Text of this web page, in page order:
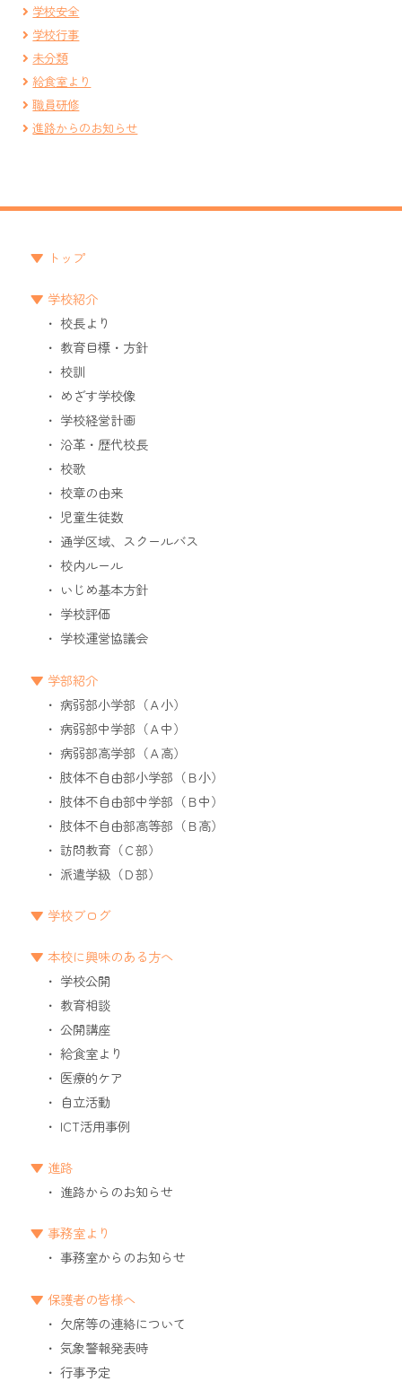
学校安全
学校行事
未分類
給食室より
職員研修
進路からのお知らせ
トップ
学校紹介
校長より
教育目標・方針
校訓
めざす学校像
学校経営計画
沿革・歴代校長
校歌
校章の由来
児童生徒数
通学区域、スクールバス
校内ルール
いじめ基本方針
学校評価
学校運営協議会
学部紹介
病弱部小学部（Ａ小）
病弱部中学部（Ａ中）
病弱部高学部（Ａ高）
肢体不自由部小学部（Ｂ小）
肢体不自由部中学部（Ｂ中）
肢体不自由部高等部（Ｂ高）
訪問教育（Ｃ部）
派遣学級（Ｄ部）
学校ブログ
本校に興味のある方へ
学校公開
教育相談
公開講座
給食室より
医療的ケア
自立活動
ICT活用事例
進路
進路からのお知らせ
事務室より
事務室からのお知らせ
保護者の皆様へ
欠席等の連絡について
気象警報発表時
行事予定